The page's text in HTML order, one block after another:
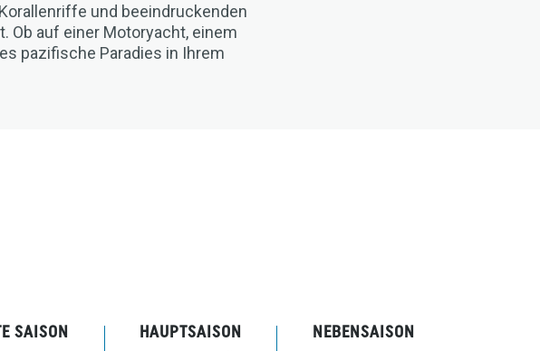
und beeindruckenden
Ob auf einer Motoryacht, einem
pazifische Paradies in Ihrem
SAISON
HAUPTSAISON
NEBENSAISON